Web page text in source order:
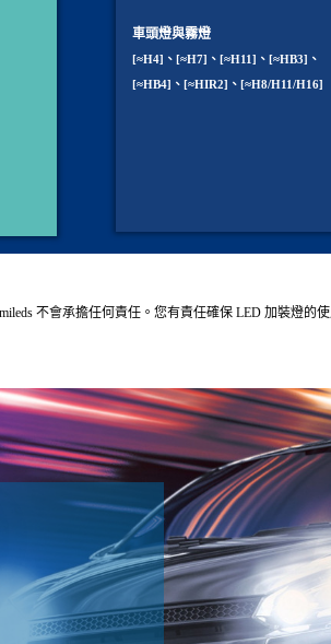
車頭燈與霧燈
[≈H4]、[≈H7]、[≈H11]、[≈HB3]、
[≈HB4]、[≈HIR2]、[≈H8/H11/H16]
不會承擔任何責任。您有責任確保 LED 加裝燈的